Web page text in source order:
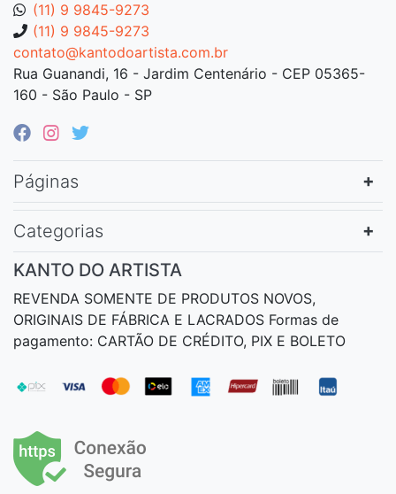
(11) 9 9845-9273
(11) 9 9845-9273
contato@kantodoartista.com.br
Rua Guanandi, 16 - Jardim Centenário - CEP 05365-
160 - São Paulo - SP
Páginas
Categorias
KANTO DO ARTISTA
REVENDA SOMENTE DE PRODUTOS NOVOS,
ORIGINAIS DE FÁBRICA E LACRADOS Formas de
pagamento: CARTÃO DE CRÉDITO, PIX E BOLETO